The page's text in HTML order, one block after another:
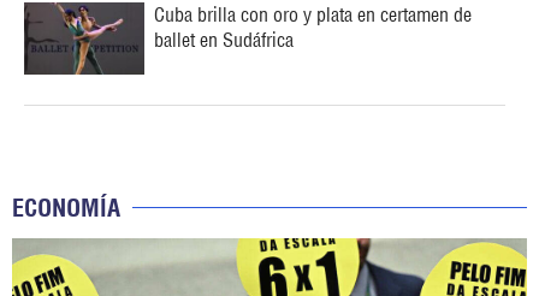
Cuba brilla con oro y plata en certamen de
ballet en Sudáfrica
ECONOMÍA